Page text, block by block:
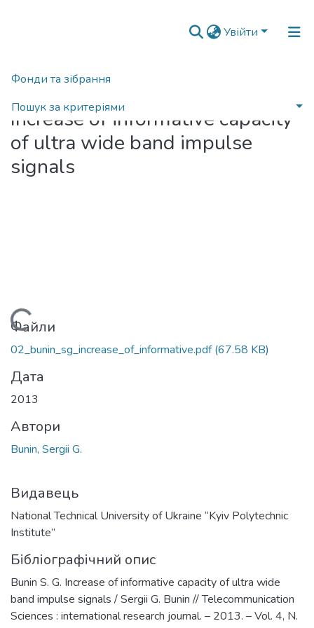
Увійти
Фонди та зібрання
Пошук за критеріями
Статистика
Головна
Increase of informative capacity
of ultra wide band impulse
signals
Вантажиться...
Файли
02_bunin_sg_increase_of_informative.pdf(67.58 KB)
Дата
2013
Автори
Bunin, Sergii G.
Видавець
National Technical University of Ukraine “Kyiv Polytechnic
Institute”
Бібліографічний опис
Bunin S. G. Increase of informative capacity of ultra wide
band impulse signals / Sergii G. Bunin // Telecommunication
Sciences : international research journal. – 2013. – Vol. 4, N.